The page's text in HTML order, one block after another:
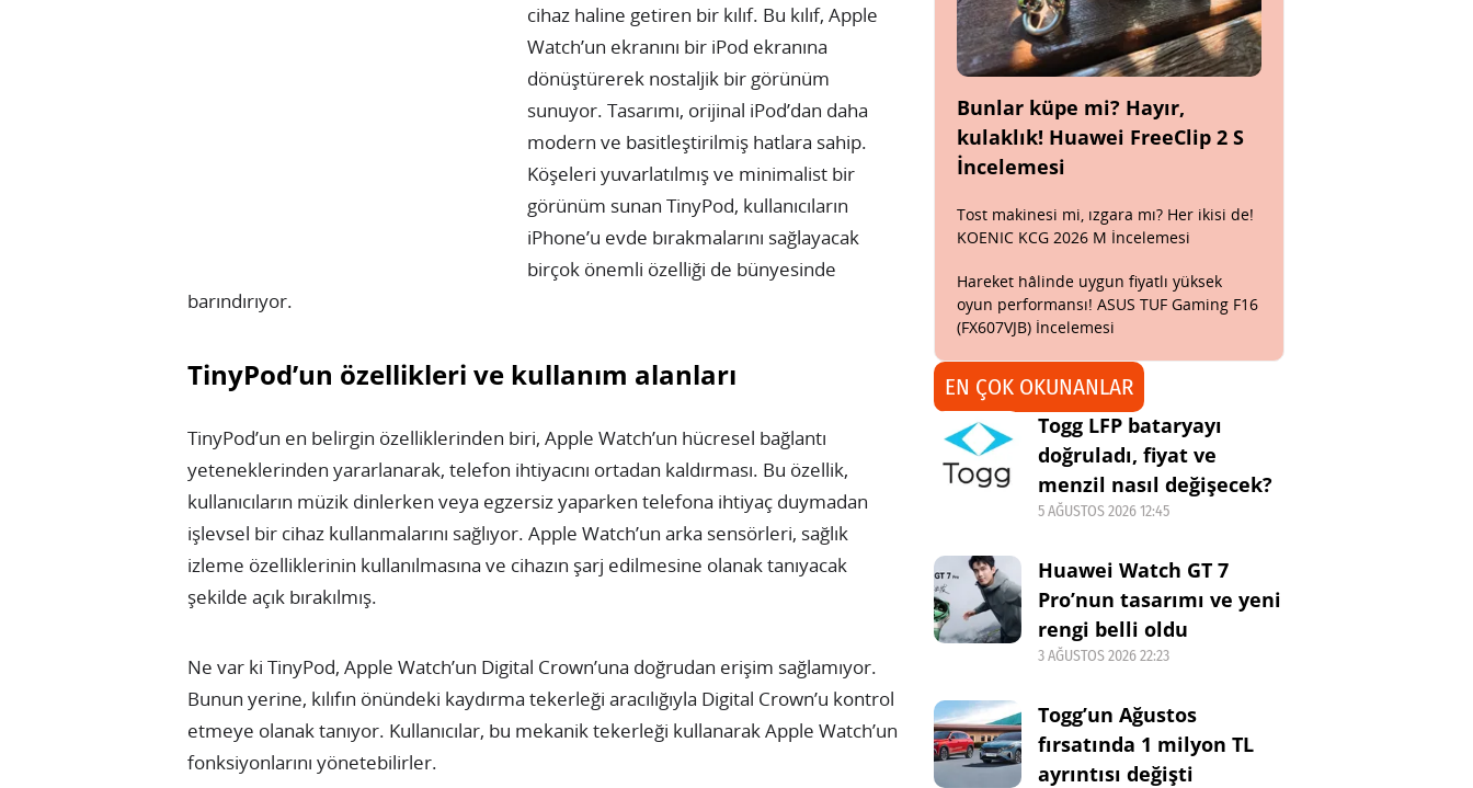
cihaz haline getiren bir kılıf. Bu kılıf, Apple
Watch’un ekranını bir iPod ekranına
dönüştürerek nostaljik bir görünüm
sunuyor. Tasarımı, orijinal iPod’dan daha
modern ve basitleştirilmiş hatlara sahip.
Köşeleri yuvarlatılmış ve minimalist bir
görünüm sunan TinyPod, kullanıcıların
iPhone’u evde bırakmalarını sağlayacak
birçok önemli özelliği de bünyesinde
barındırıyor.
TinyPod’un özellikleri ve kullanım alanları
TinyPod’un en belirgin özelliklerinden biri, Apple Watch’un hücresel bağlantı
yeteneklerinden yararlanarak, telefon ihtiyacını ortadan kaldırması. Bu özellik,
kullanıcıların müzik dinlerken veya egzersiz yaparken telefona ihtiyaç duymadan
işlevsel bir cihaz kullanmalarını sağlıyor. Apple Watch’un arka sensörleri, sağlık
izleme özelliklerinin kullanılmasına ve cihazın şarj edilmesine olanak tanıyacak
şekilde açık bırakılmış.
Ne var ki TinyPod, Apple Watch’un Digital Crown’una doğrudan erişim sağlamıyor.
Bunun yerine, kılıfın önündeki kaydırma tekerleği aracılığıyla Digital Crown’u kontrol
etmeye olanak tanıyor. Kullanıcılar, bu mekanik tekerleği kullanarak Apple Watch’un
fonksiyonlarını yönetebilirler.
Bunlar küpe mi? Hayır,
kulaklık! Huawei FreeClip 2 S
İncelemesi
Tost makinesi mi, ızgara mı? Her ikisi de!
KOENIC KCG 2026 M İncelemesi
Hareket hâlinde uygun fiyatlı yüksek
oyun performansı! ASUS TUF Gaming F16
(FX607VJB) İncelemesi
EN ÇOK OKUNANLAR
Togg LFP bataryayı
doğruladı, fiyat ve
menzil nasıl değişecek?
5 AĞUSTOS 2026 12:45
Huawei Watch GT 7
Pro’nun tasarımı ve yeni
rengi belli oldu
3 AĞUSTOS 2026 22:23
Togg’un Ağustos
fırsatında 1 milyon TL
ayrıntısı değişti